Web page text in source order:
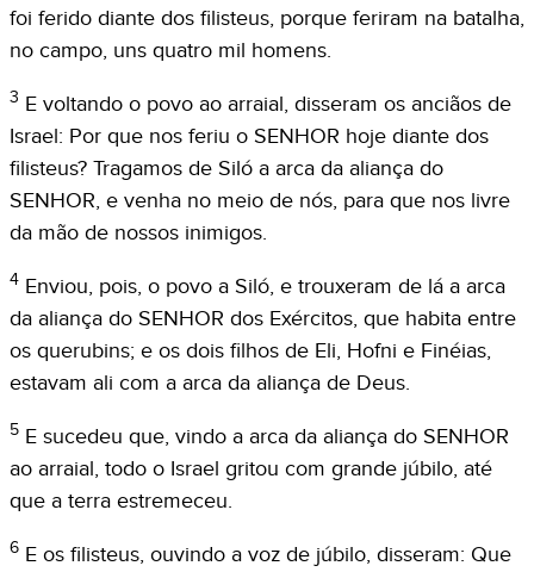
foi ferido diante dos filisteus, porque feriram na batalha,
no campo, uns quatro mil homens.
3 E voltando o povo ao arraial, disseram os anciãos de
Israel: Por que nos feriu o SENHOR hoje diante dos
filisteus? Tragamos de Siló a arca da aliança do
SENHOR, e venha no meio de nós, para que nos livre
da mão de nossos inimigos.
4 Enviou, pois, o povo a Siló, e trouxeram de lá a arca
da aliança do SENHOR dos Exércitos, que habita entre
os querubins; e os dois filhos de Eli, Hofni e Finéias,
estavam ali com a arca da aliança de Deus.
5 E sucedeu que, vindo a arca da aliança do SENHOR
ao arraial, todo o Israel gritou com grande júbilo, até
que a terra estremeceu.
6 E os filisteus, ouvindo a voz de júbilo, disseram: Que